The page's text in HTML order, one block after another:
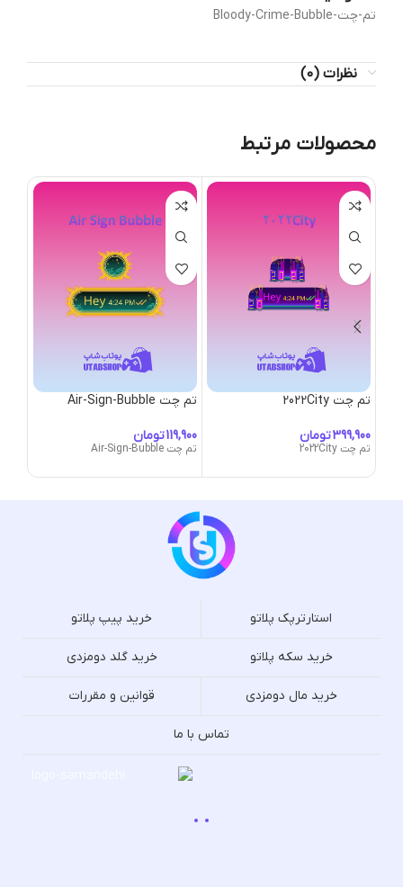
تم-چت-Bloody-Crime-Bubble
نظرات (0)
محصولات مرتبط
تم چت 2022City
تومان
تم چت 2022City
تم چت Air-Sign-Bubble
تومان
تم چت Air-Sign-Bubble
استارترپک پلاتو خرید پیپ پلاتو
خرید سکه پلاتو خرید گلد دومزدی
خرید مال دومزدی قوانین و مقررات
تماس با ما